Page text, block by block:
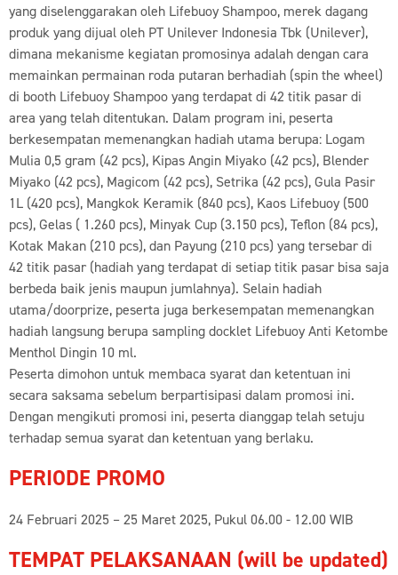
yang diselenggarakan oleh Lifebuoy Shampoo, merek dagang
produk yang dijual oleh PT Unilever Indonesia Tbk (Unilever),
dimana mekanisme kegiatan promosinya adalah dengan cara
memainkan permainan roda putaran berhadiah (spin the wheel)
di booth Lifebuoy Shampoo yang terdapat di 42 titik pasar di
area yang telah ditentukan. Dalam program ini, peserta
berkesempatan memenangkan hadiah utama berupa: Logam
Mulia 0,5 gram (42 pcs), Kipas Angin Miyako (42 pcs), Blender
Miyako (42 pcs), Magicom (42 pcs), Setrika (42 pcs), Gula Pasir
1L (420 pcs), Mangkok Keramik (840 pcs), Kaos Lifebuoy (500
pcs), Gelas ( 1.260 pcs), Minyak Cup (3.150 pcs), Teflon (84 pcs),
Kotak Makan (210 pcs), dan Payung (210 pcs) yang tersebar di
42 titik pasar (hadiah yang terdapat di setiap titik pasar bisa saja
berbeda baik jenis maupun jumlahnya). Selain hadiah
utama/doorprize, peserta juga berkesempatan memenangkan
hadiah langsung berupa sampling docklet Lifebuoy Anti Ketombe
Menthol Dingin 10 ml.
Peserta dimohon untuk membaca syarat dan ketentuan ini
secara saksama sebelum berpartisipasi dalam promosi ini.
Dengan mengikuti promosi ini, peserta dianggap telah setuju
terhadap semua syarat dan ketentuan yang berlaku.
PERIODE PROMO
24 Februari 2025 – 25 Maret 2025, Pukul 06.00 - 12.00 WIB
TEMPAT PELAKSANAAN (will be updated)